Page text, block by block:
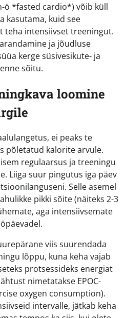
ö *fasted cardio*) võib küll
kasutama, kuid see
teha intensiivset treeningut.
ja jõudluse
kerge süsivesikute- ja
sõitu.
loomine
ei peaks te
põletatud kalorite arvule.
regulaarsus ja treeningu
Liiga suur pingutus iga päev
Selle asemel
pikki sõite (näiteks 2-3
aga intensiivsemate
viis suurendada
lõppu, kuna keha vajab
protsessideks energiat
nimetatakse EPOC-
oxygen consumption).
intervalle, jätkab keha